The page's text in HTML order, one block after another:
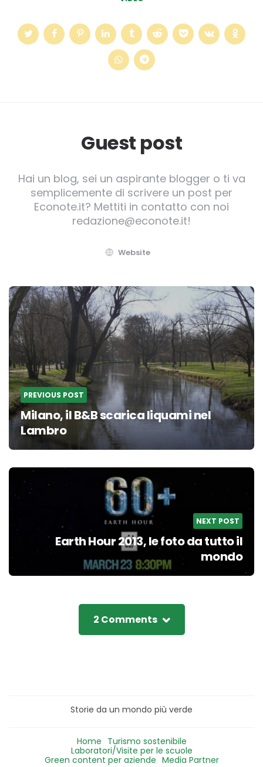
Guest post
Hai un blog, sei un aspirante blogger o ti va
semplicemente di scrivere un post per
Econote.it? Mettiti in contatto con noi
redazione@econote.it!
Website
Post
navigation
PREVIOUS POST
Milano, il B&B scarica liquami nel
Lambro
NEXT POST
Earth Hour 2013, le foto da tutto il
mondo
2 Comments
Storie da un mondo più verde
Home Turismo sostenibile
Laboratori/Visite per le scuole
Green content per aziende Media Partner